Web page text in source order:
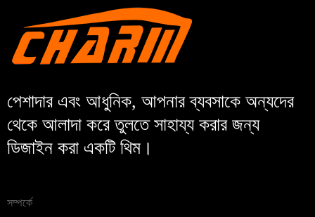
পেশাদার এবং আধুনিক, আপনার ব্যবসাকে অন্যদের
থেকে আলাদা করে তুলতে সাহায্য করার জন্য
ডিজাইন করা একটি থিম।
সম্পর্কে